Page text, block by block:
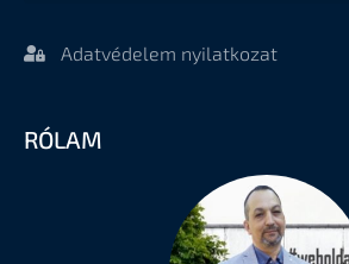
Adatvédelem nyilatkozat
RÓLAM